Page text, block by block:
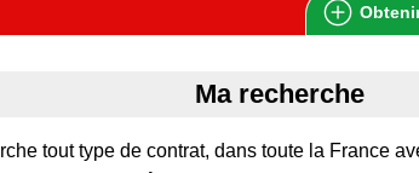
Ma recherche
tout type de contrat, dans toute la France